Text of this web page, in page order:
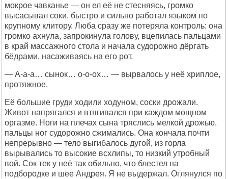
мокрое чавканье — он ел её не стесняясь, громко
высасывал соки, быстро и сильно работал языком по
крупному клитору. Люба сразу же потеряла контроль: она
громко ахнула, запрокинула голову, вцепилась пальцами
в край массажного стола и начала судорожно дёргать
бёдрами, насаживаясь на его рот.
— А-а-а… сынок… о-о-ох… — вырвалось у неё хриплое,
протяжное.
Её большие груди ходили ходуном, соски дрожали.
Живот напрягался и втягивался при каждом мощном
оргазме. Ноги на плечах сына тряслись мелкой дрожью,
пальцы ног судорожно сжимались. Она кончала почти
непрерывно — тело выгибалось дугой, из горла
вырывались то высокие всхлипы, то низкий утробный
вой. Сок тек у неё так обильно, что блестел на
подбородке и шее Андрея. Я не выдержал. Оглянулся по